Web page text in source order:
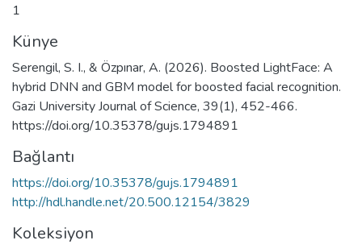
1
Künye
Serengil, S. I., & Özpınar, A. (2026). Boosted LightFace: A
hybrid DNN and GBM model for boosted facial recognition.
Gazi University Journal of Science, 39(1), 452-466.
https://doi.org/10.35378/gujs.1794891
Bağlantı
https://doi.org/10.35378/gujs.1794891
http://hdl.handle.net/20.500.12154/3829
Koleksiyon